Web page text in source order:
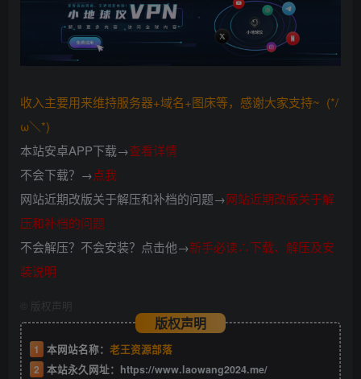
收入主要用来维持服务器+域名+图床等，感谢大家支持~ (*/
ω＼*)
本站安卓APP下载→查看详情
不会下载？→点我
网站近期改版关于解压和补档的问题→网站近期改版关于解
压和补档的问题
不会解压？不会安装？点击他→新手必读∴下载、解压及安
装说明
版权声明
版权声明
1 本网站名称： 老王资源部落
2 本站永久网址： https://www.laowang2024.me/